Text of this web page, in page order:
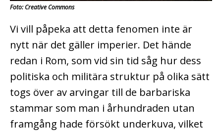
Foto: Creative Commons
Vi vill påpeka att detta fenomen inte är
nytt när det gäller imperier. Det hände
redan i Rom, som vid sin tid såg hur dess
politiska och militära struktur på olika sätt
togs över av arvingar till de barbariska
stammar som man i århundraden utan
framgång hade försökt underkuva, vilket